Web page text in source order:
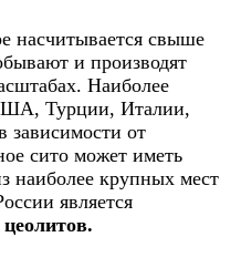
насчитывается свыше
и производят
Наиболее
Турции, Италии,
от
сито может иметь
наиболее крупных мест
является